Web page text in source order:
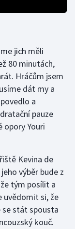
jich měli
80 minutách,
Hráčům jsem
dát my a
a
pauze
opory Youri
Kevina de
výběr bude z
tým posílit a
uvědomit si, že
se stát spousta
kouč.